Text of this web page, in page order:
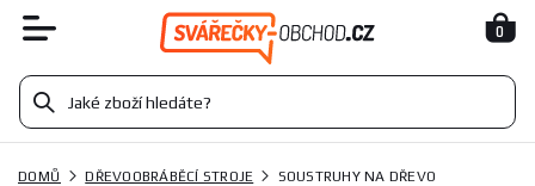
0
DOMŮ DŘEVOOBRÁBĚCÍ STROJE SOUSTRUHY NA DŘEVO